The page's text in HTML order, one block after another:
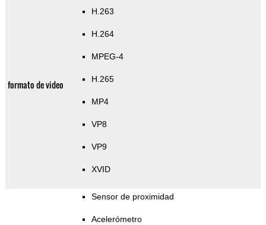
formato de video
H.263
H.264
MPEG-4
H.265
MP4
VP8
VP9
XVID
Sensor de proximidad
Acelerómetro